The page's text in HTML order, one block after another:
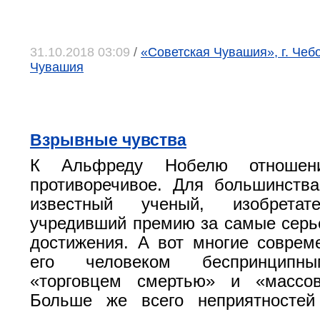
31.10.2018 03:09 / «Советская Чувашия», г.
Чувашия
Взрывные чувства
К Альфреду Нобелю
противоречивое. Для
известный ученый,
учредивший премию за самые
достижения. А вот многие
его человеком
«торговцем смертью» и
Больше же всего